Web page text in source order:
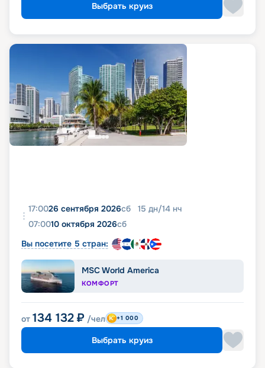
Выбрать круиз
17:0026 сентября 2026сб 15 дн/14 нч
07:0010 октября 2026сб
Вы посетите 5 стран:
MSC World America
КОМФОРТ
от 134 132 ₽ /чел +1 000
Выбрать круиз